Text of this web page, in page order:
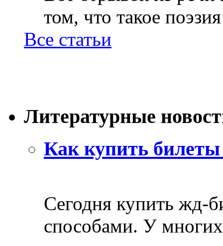
том, что такое
Все статьи
Литературные
Как купить билеты
Сегодня купить жд-
способами. У